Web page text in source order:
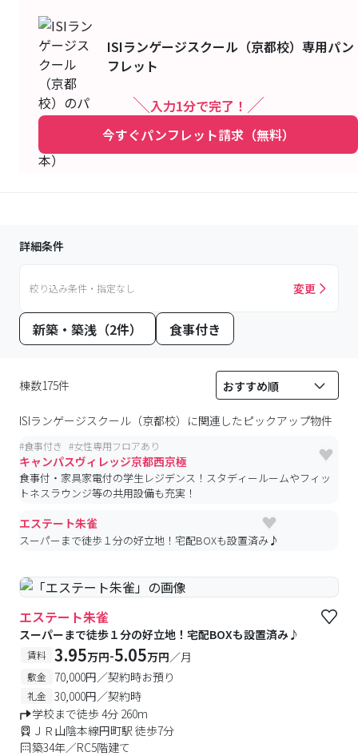
ISIランゲージスクール（京都校） 専用パン
フレット
入力1分で完了！
今すぐパンフレット請求（無料）
詳細条件
絞り込み条件・指定なし 変更
新築・築浅（2件） 食事付き
棟数175件
ISIランゲージスクール（京都校） に関連したピックアップ物件
#食事付き #女性専用フロアあり
キャンパスヴィレッジ京都西京極
食事付・家具家電付の学生レジデンス！スタディールームやフィッ
トネスラウンジ等の共用設備も充実！
エステート朱雀
スーパーまで徒歩１分の好立地！宅配BOXも設置済み♪
エステート朱雀
スーパーまで徒歩１分の好立地！宅配BOXも設置済み♪
賃料 3.95万円-5.05万円／月
敷金 70,000円／契約時お預り
礼金
30,000円／契約時
学校まで徒歩 4分 260m
ＪＲ山陰本線円町駅 徒歩7分
築34年／RC5階建て